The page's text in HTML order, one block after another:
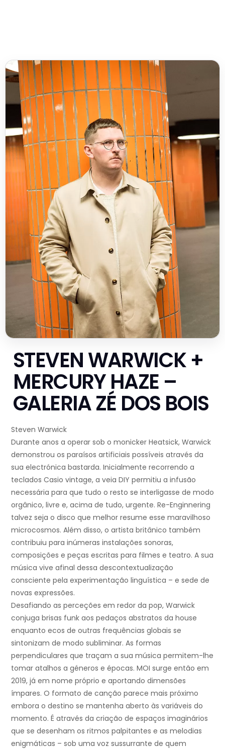
STEVEN WARWICK +
MERCURY HAZE –
GALERIA ZÉ DOS BOIS
Steven Warwick
Durante anos a operar sob o monicker Heatsick, Warwick
demonstrou os paraísos artificiais possíveis através da
sua electrónica bastarda. Inicialmente recorrendo a
teclados Casio vintage, a veia DIY permitiu a infusão
necessária para que tudo o resto se interligasse de modo
orgânico, livre e, acima de tudo, urgente. Re-Enginnering
talvez seja o disco que melhor resume esse maravilhoso
microcosmos. Além disso, o artista britânico também
contribuiu para inúmeras instalações sonoras,
composições e peças escritas para filmes e teatro. A sua
música vive afinal dessa descontextualização
consciente pela experimentação linguística – e sede de
novas expressões.
Desafiando as perceções em redor da pop, Warwick
conjuga brisas funk aos pedaços abstratos da house
enquanto ecos de outras frequências globais se
sintonizam de modo subliminar. As formas
perpendiculares que traçam a sua música permitem-lhe
tomar atalhos a géneros e épocas. MOI surge então em
2019, já em nome próprio e aportando dimensões
ímpares. O formato de canção parece mais próximo
embora o destino se mantenha aberto às variáveis do
momento. É através da criação de espaços imaginários
que se desenham os ritmos palpitantes e as melodias
enigmáticas – sob uma voz sussurrante de quem